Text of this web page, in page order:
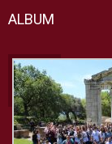
ALBUM